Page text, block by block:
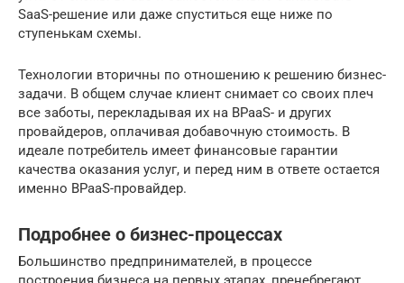
SaaS-решение или даже спуститься еще ниже по
ступенькам схемы.
Технологии вторичны по отношению к решению бизнес-
задачи. В общем случае клиент снимает со своих плеч
все заботы, перекладывая их на BPaaS- и других
провайдеров, оплачивая добавочную стоимость. В
идеале потребитель имеет финансовые гарантии
качества оказания услуг, и перед ним в ответе остается
именно BPaaS-провайдер.
Подробнее о бизнес-процессах
Большинство предпринимателей, в процессе